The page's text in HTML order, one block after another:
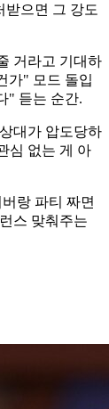
받으면 그 강도
거라고 기대하
가" 모드 돌입
" 듣는 순간.
대가 압도당하
심 없는 게 아
랑 파티 짜면
스 맞춰주는